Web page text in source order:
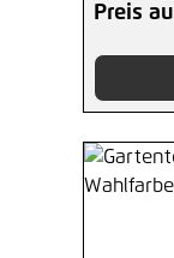
Preis